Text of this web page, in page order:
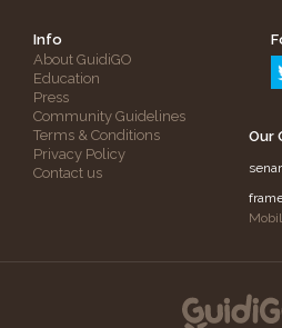
Info
About GuidiGO
Education
Press
Community Guidelines
Terms & Conditions
Privacy Policy
Contact us
Our